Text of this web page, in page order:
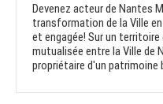
Devenez acteur de Nantes
transformation de la Ville
et engagée! Sur un
mutualisée entre la Ville de
propriétaire d'un patrimoine